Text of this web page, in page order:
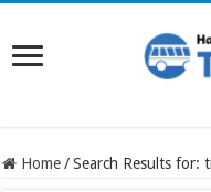
Home / Search Results for: